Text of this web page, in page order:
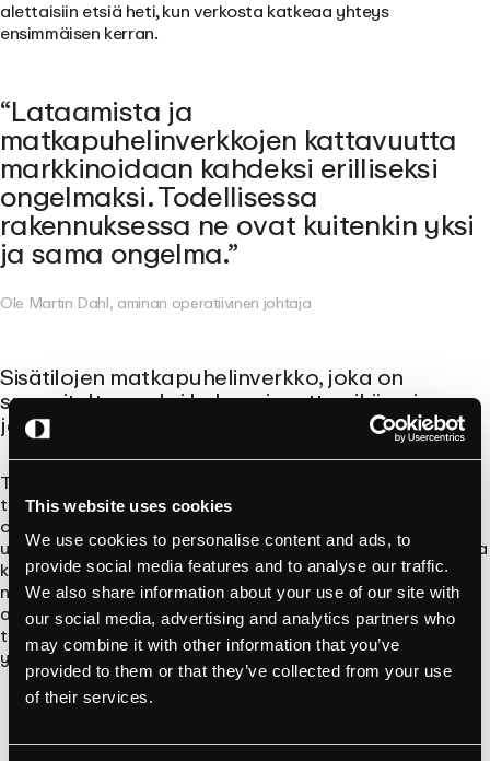
This website uses cookies
We use cookies to personalise content and ads, to
provide social media features and to analyse our traffic.
We also share information about your use of our site with
our social media, advertising and analytics partners who
may combine it with other information that you’ve
provided to them or that they’ve collected from your use
of their services.
alettaisiin etsiä heti, kun verkosta katkeaa yhteys
ensimmäisen kerran.
Lataamista ja
matkapuhelinverkkojen kattavuutta
markkinoidaan kahdeksi erilliseksi
ongelmaksi. Todellisessa
rakennuksessa ne ovat kuitenkin yksi
ja sama ongelma.
Ole Martin Dahl, aminan operatiivinen johtaja
Sisätilojen matkapuhelinverkko, joka on
suunniteltu osaksi kokonaisuutta eikä vain
jälkiasennettu
Tämä on toistaiseksi epävirallinen yhteistyö, ja se on
tarkoituksellista. Sen taustalla oleva ongelma ei kuitenkaan
ole lainkaan epävirallinen. Rakennuksilta vaaditaan yhä
useammin sähköautojen latauspisteiden asentamista, samalla
kun asukkaat odottavat, että puhelin toimii autotallissakin, ja
näitä kahta asiaa ovat pitkään hoitaneet erilliset
ammattiryhmät, jotka ovat harvoin olleet yhteydessä
toisiinsa. Niiden yhdistäminen alusta alkaen on
yksinkertaisesti järkevin tapa edetä.